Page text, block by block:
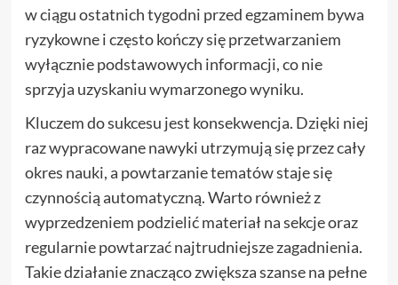
w ciągu ostatnich tygodni przed egzaminem bywa
ryzykowne i często kończy się przetwarzaniem
wyłącznie podstawowych informacji, co nie
sprzyja uzyskaniu wymarzonego wyniku.
Kluczem do sukcesu jest konsekwencja. Dzięki niej
raz wypracowane nawyki utrzymują się przez cały
okres nauki, a powtarzanie tematów staje się
czynnością automatyczną. Warto również z
wyprzedzeniem podzielić materiał na sekcje oraz
regularnie powtarzać najtrudniejsze zagadnienia.
Takie działanie znacząco zwiększa szanse na pełne